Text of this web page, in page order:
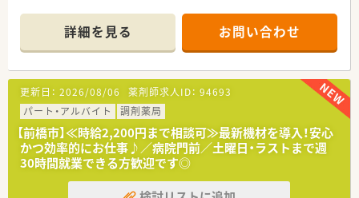
■群馬県内のドラッグストアをお探しの方！
＊------------------------------------------＊
【店舗情報と応需状況について】
■伊勢崎駅から車で11分ほどの立地にあり、地域の患者様に密
着した調剤業務を行っている併設型薬局です。
■処方箋は広域の医療機関から面応需で受け付けており、処方箋
応需枚数の詳細データは現在確認中です。
■店舗の勤務体制として薬剤師常勤1名が在籍しており、丁寧な
患者様対応と調剤業務に注力しています。
【法人特徴について】
■創業から150年以上の歴史を誇り、関東や北陸を中心に全国で
詳細を見る お問い合わせ
更新日： 2026/08/06 薬剤師求人ID： 94693
パート・アルバイト
調剤薬局
【前橋市】≪時給2,200円まで相談可≫最新機材を導入！安心
かつ効率的にお仕事♪／病院門前／土曜日・ラストまで週
30時間就業できる方歓迎です◎